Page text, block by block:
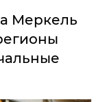
Меркель